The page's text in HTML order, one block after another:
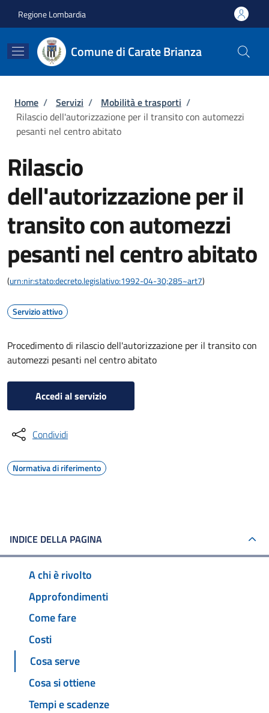
Regione Lombardia
Comune di Carate Brianza
Briciole di pane
Home / Servizi / Mobilità e trasporti /
Rilascio dell'autorizzazione per il transito con automezzi
pesanti nel centro abitato
Rilascio
dell'autorizzazione per il
transito con automezzi
pesanti nel centro abitato
(urn:nir:stato:decreto.legislativo:1992-04-30;285~art7)
Servizio attivo
Procedimento di rilascio dell'autorizzazione per il transito con
automezzi pesanti nel centro abitato
Accedi al servizio
Condividi
Normativa di riferimento
INDICE DELLA PAGINA
A chi è rivolto
Approfondimenti
Come fare
Costi
Cosa serve
Cosa si ottiene
Tempi e scadenze